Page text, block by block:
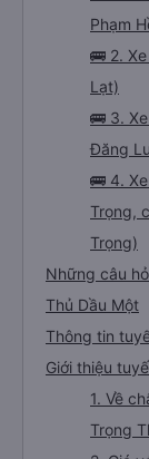
Phạm
🚌 2.
Lạt)
🚌 3.
Đăng
🚌 4.
Trọng,
Trọng)
Những câu
Thủ Dầu Một
Thông tin
Giới thiệu
1. Về
Trọng